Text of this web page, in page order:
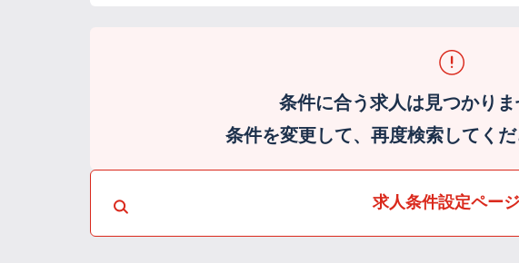
条件に合う求人は見つかりま
条件を変更して、再度検索してくだ
求人条件設定ペー